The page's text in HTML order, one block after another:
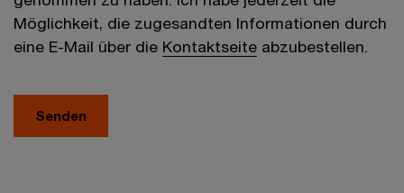
Möglichkeit, die zugesandten Informationen durch
eine E-Mail über die Kontaktseite abzubestellen.